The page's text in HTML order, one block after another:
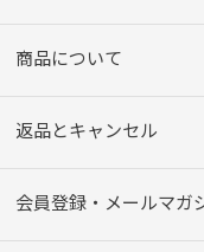
商品について
返品とキャンセル
会員登録・メールマガ